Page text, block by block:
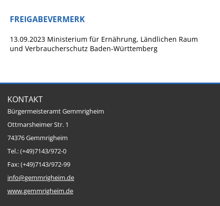
FREIGABEVERMERK
13.09.2023 Ministerium für Ernährung, Ländlichen Raum
und Verbraucherschutz Baden-Württemberg
KONTAKT
Bürgermeisteramt Gemmrigheim
Ottmarsheimer Str. 1
74376 Gemmrigheim
Tel.: (+49)7143/972-0
Fax: (+49)7143/972-99
info@gemmrigheim.de
www.gemmrigheim.de